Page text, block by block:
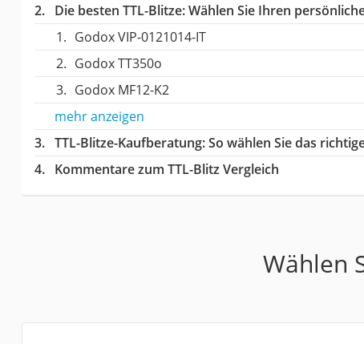
Die besten TTL-Blitze:Wählen Sie Ihren
Godox VIP-0121014-IT
Godox TT350o
Godox MF12-K2
mehr anzeigen
TTL-Blitze-Kaufberatung: So wählen Sie das
Kommentare zum TTL-Blitz Vergleich
Wählen